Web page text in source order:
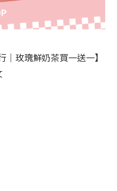
｜玫瑰鮮奶茶買一送一】